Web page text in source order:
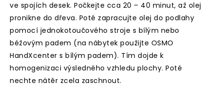
ve spojích desek. Počkejte cca 20 – 40 minut, až olej
pronikne do dřeva. Poté zapracujte olej do podlahy
pomocí jednokotoučového stroje s bílým nebo
béžovým padem (na nábytek použijte OSMO
HandXcenter s bílým padem). Tím dojde k
homogenizaci výsledného vzhledu plochy. Poté
nechte nátěr zcela zaschnout.